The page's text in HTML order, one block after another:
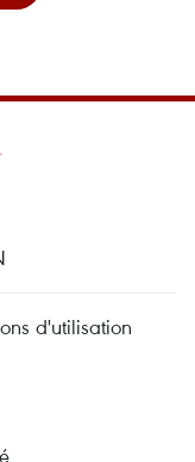
d'utilisation